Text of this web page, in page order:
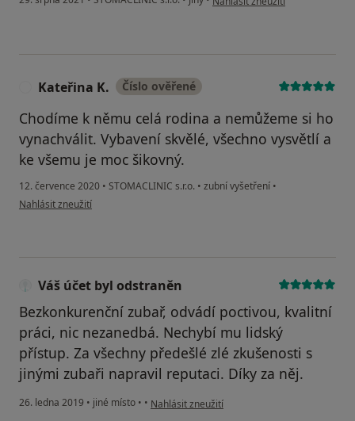
Kateřina K. Číslo ověřené
Chodíme k němu celá rodina a nemůžeme si ho
vynachválit. Vybavení skvělé, všechno vysvětlí a
ke všemu je moc šikovný.
12. července 2020 • STOMACLINIC s.r.o. • zubní vyšetření •
podle názoru uživatele Kateřina K.
Nahlásit zneužití
Váš účet byl odstraněn
Bezkonkurenční zubař, odvádí poctivou, kvalitní
práci, nic nezanedbá. Nechybí mu lidský
přístup. Za všechny předešlé zlé zkušenosti s
jinými zubaři napravil reputaci. Díky za něj.
26. ledna 2019 • jiné místo • • podle názoru uživatele Váš účet byl odstraněn
Nahlásit zneužití